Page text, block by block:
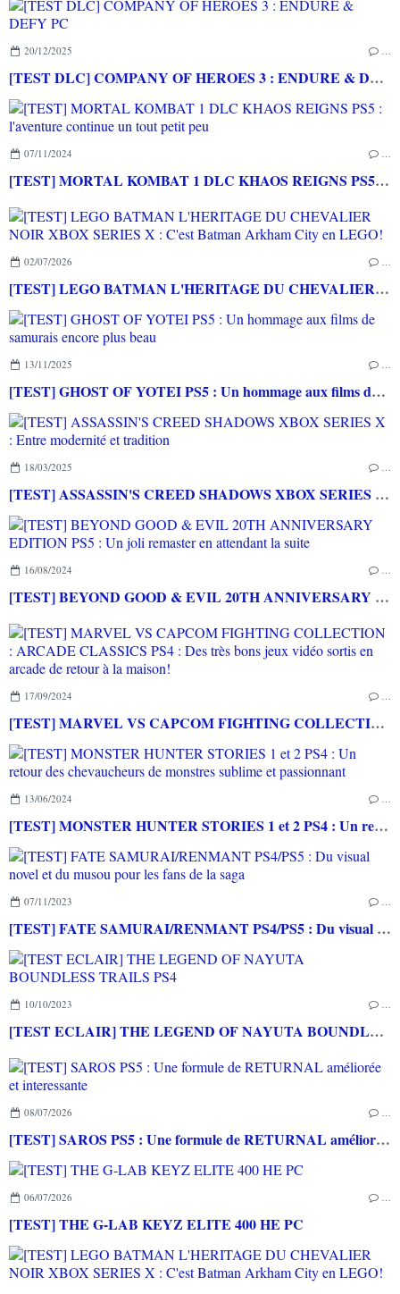
20/12/2025 …
[TEST DLC] COMPANY OF HEROES 3 : ENDURE & DEFY PC
07/11/2024 …
[TEST] MORTAL KOMBAT 1 DLC KHAOS REIGNS PS5 : l'aventure continue un tout petit peu
02/07/2026 …
[TEST] LEGO BATMAN L'HERITAGE DU CHEVALIER NOIR XBOX SERIES X : C'est Batman Arkham City en LEGO!
13/11/2025 …
[TEST] GHOST OF YOTEI PS5 : Un hommage aux films de samurais encore plus beau
18/03/2025 …
[TEST] ASSASSIN'S CREED SHADOWS XBOX SERIES X : Entre modernité et tradition
16/08/2024 …
[TEST] BEYOND GOOD & EVIL 20TH ANNIVERSARY EDITION PS5 : Un joli remaster en attendant la suite
17/09/2024 …
[TEST] MARVEL VS CAPCOM FIGHTING COLLECTION : ARCADE CLASSICS PS4 : Des très bons jeux vidéo sortis en arcade de retour à la maison!
13/06/2024 …
[TEST] MONSTER HUNTER STORIES 1 et 2 PS4 : Un retour des chevaucheurs de monstres sublime et passionnant
07/11/2023 …
[TEST] FATE SAMURAI/RENMANT PS4/PS5 : Du visual novel et du musou pour les fans de la saga
10/10/2023 …
[TEST ECLAIR] THE LEGEND OF NAYUTA BOUNDLESS TRAILS PS4
08/07/2026 …
[TEST] SAROS PS5 : Une formule de RETURNAL améliorée et interessante
06/07/2026 …
[TEST] THE G-LAB KEYZ ELITE 400 HE PC